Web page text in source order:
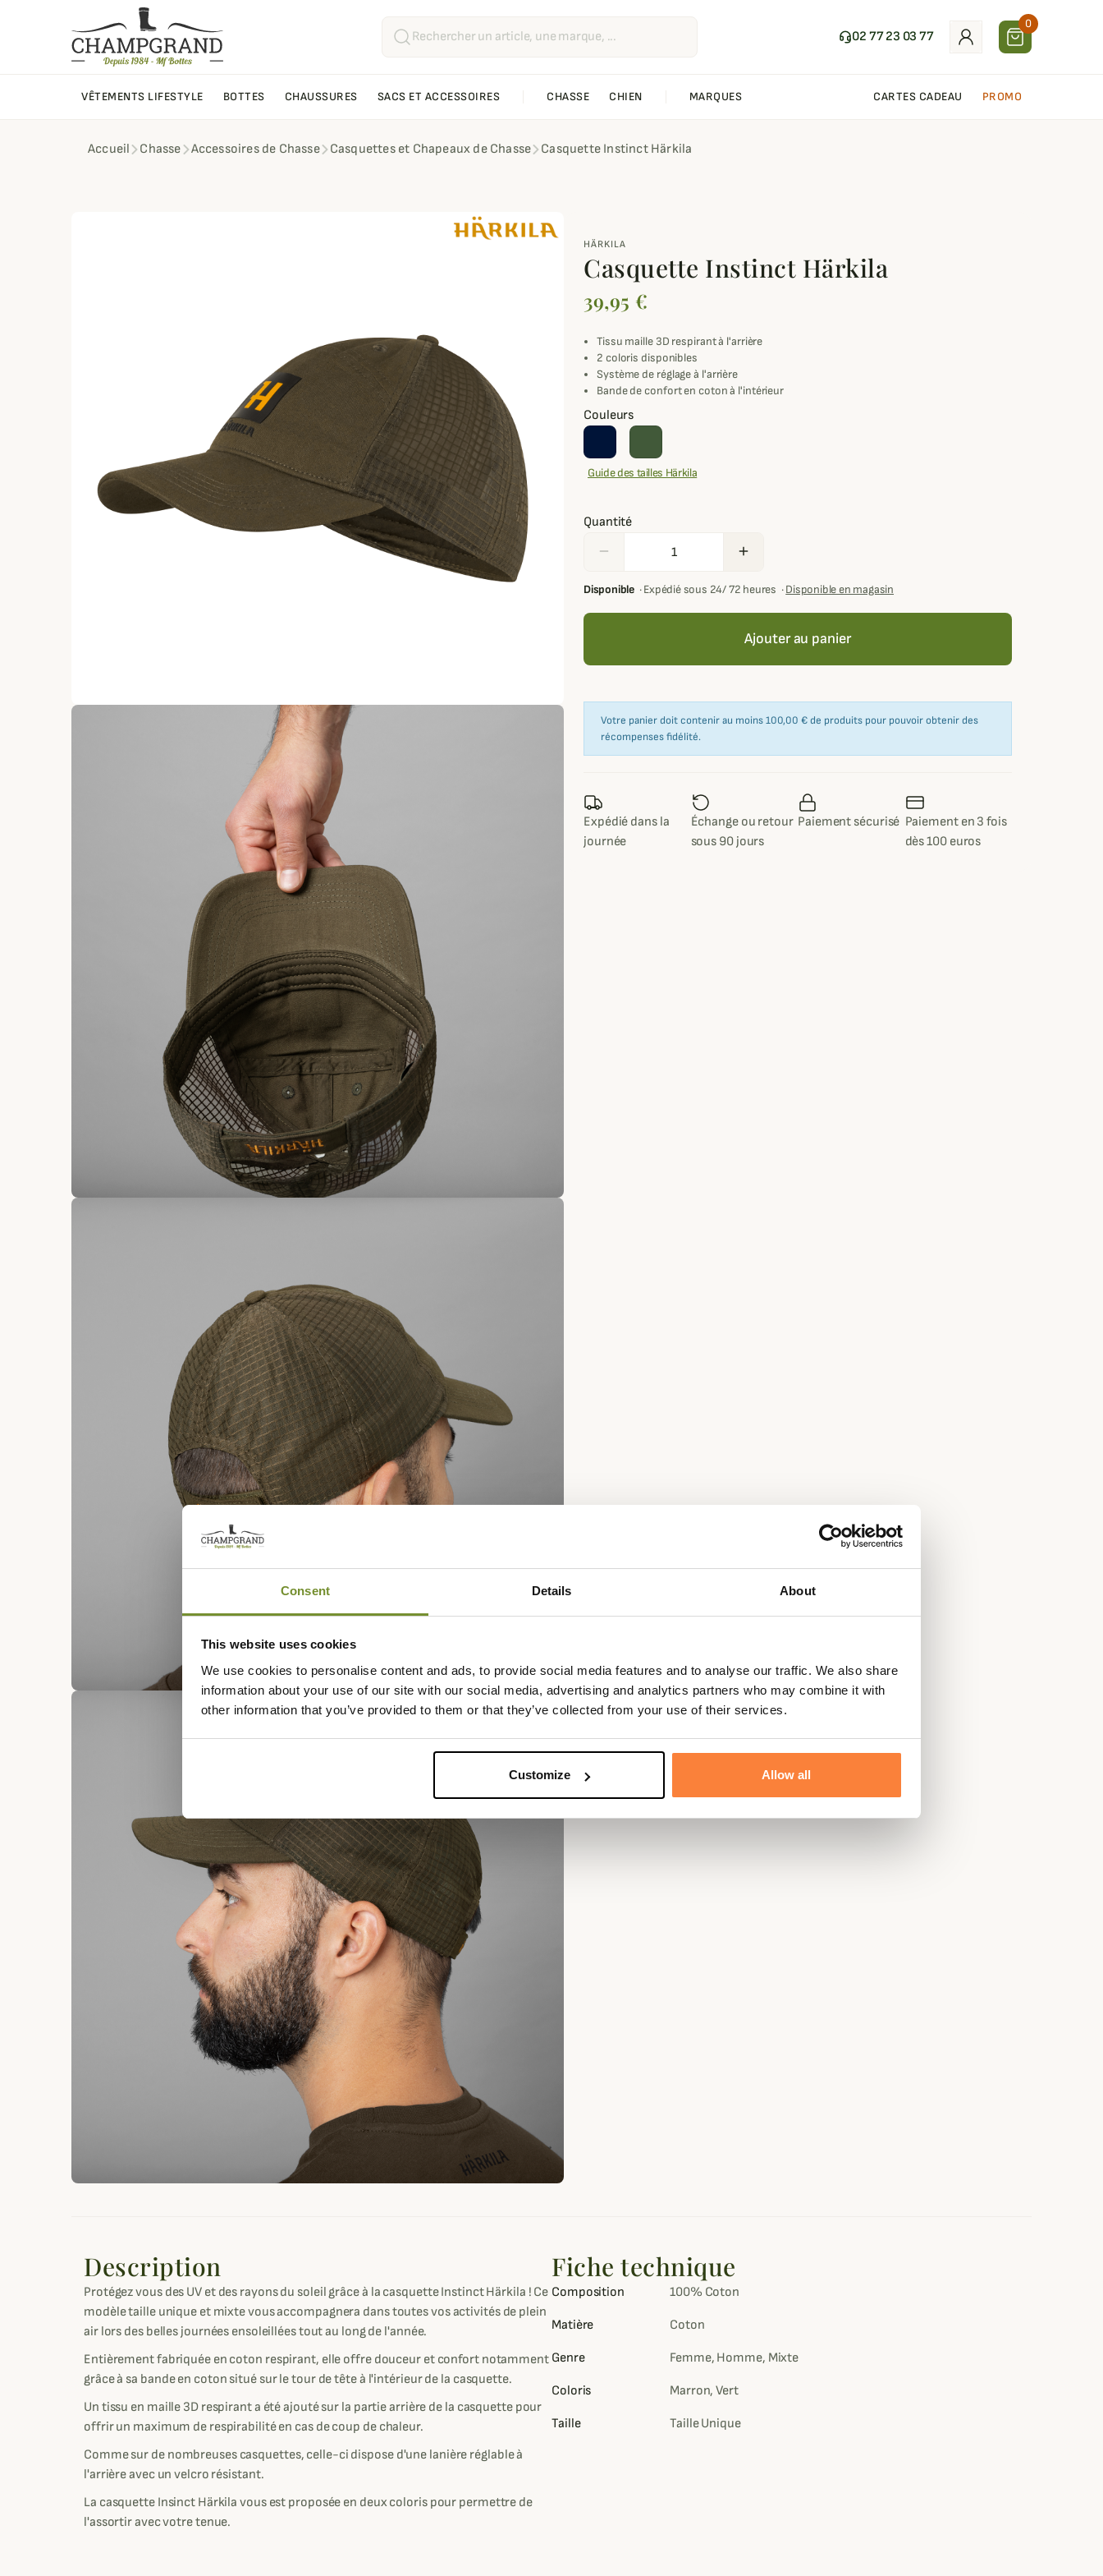
Consent Details About
This website uses cookies
We use cookies to personalise content and ads, to provide social media features and to analyse our traffic. We also share
information about your use of our site with our social media, advertising and analytics partners who may combine it with
other information that you’ve provided to them or that they’ve collected from your use of their services.
Customize Allow all
02 77 23 03 77
0
VÊTEMENTS LIFESTYLE BOTTES CHAUSSURES SACS ET ACCESSOIRES CHASSE CHIEN MARQUES CARTES CADEAU PROMO
Accueil Chasse Accessoires de Chasse Casquettes et Chapeaux de Chasse Casquette Instinct Härkila
HÄRKILA
Casquette Instinct Härkila
39,95 €
Tissu maille 3D respirant à l'arrière
2 coloris disponibles
Système de réglage à l'arrière
Bande de confort en coton à l'intérieur
Couleurs
Guide des tailles Härkila
Quantité
remove add
Disponible ·Expédié sous 24/ 72 heures ·Disponible en magasin
Ajouter au panier
Votre panier doit contenir au moins 100,00 € de produits pour pouvoir obtenir des
récompenses fidélité.
Expédié dans la
journée
Échange ou retour
sous 90 jours
Paiement sécurisé Paiement en 3 fois
dès 100 euros
Description
Protégez vous des UV et des rayons du soleil grâce à la casquette Instinct Härkila ! Ce
modèle taille unique et mixte vous accompagnera dans toutes vos activités de plein
air lors des belles journées ensoleillées tout au long de l'année.
Entièrement fabriquée en coton respirant, elle offre douceur et confort notamment
grâce à sa bande en coton situé sur le tour de tête à l'intérieur de la casquette.
Un tissu en maille 3D respirant a été ajouté sur la partie arrière de la casquette pour
offrir un maximum de respirabilité en cas de coup de chaleur.
Comme sur de nombreuses casquettes, celle-ci dispose d'une lanière réglable à
l'arrière avec un velcro résistant.
La casquette Insinct Härkila vous est proposée en deux coloris pour permettre de
l'assortir avec votre tenue.
Fiche technique
Composition 100% Coton
Matière Coton
Genre Femme, Homme, Mixte
Coloris Marron, Vert
Taille Taille Unique